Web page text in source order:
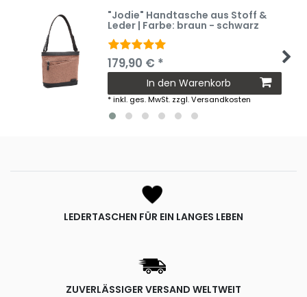
"Jodie" Handtasche aus Stoff &
Leder | Farbe: braun - schwarz
179,90 € *
In den Warenkorb
*inkl. ges. MwSt. zzgl.Versandkosten
LEDERTASCHEN FÜR EIN LANGES LEBEN
ZUVERLÄSSIGER VERSAND WELTWEIT